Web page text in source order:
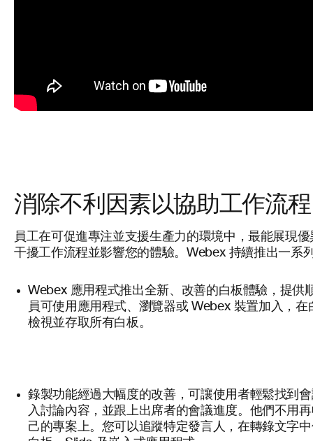
消除不利因素以協助工作流程
員工在可促進專注並支援生產力的環境中，最能展現
干擾工作流程並影響您的體驗。Webex 持續推出一系
Webex 應用程式推出全新、改善的白板體驗，提供
員可使用應用程式、瀏覽器或 Webex 裝置加入，
檢視並存取所有白板。
錄製功能經過大幅度的改善，可讓使用者輕鬆找到
入討論內容，並跟上出席者的會議進度。他們不用
己的專案上。您可以追蹤特定發言人，在轉錄文字